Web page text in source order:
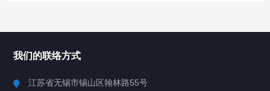
我们的联络方式
江苏省无锡市锡山区翰林路55号